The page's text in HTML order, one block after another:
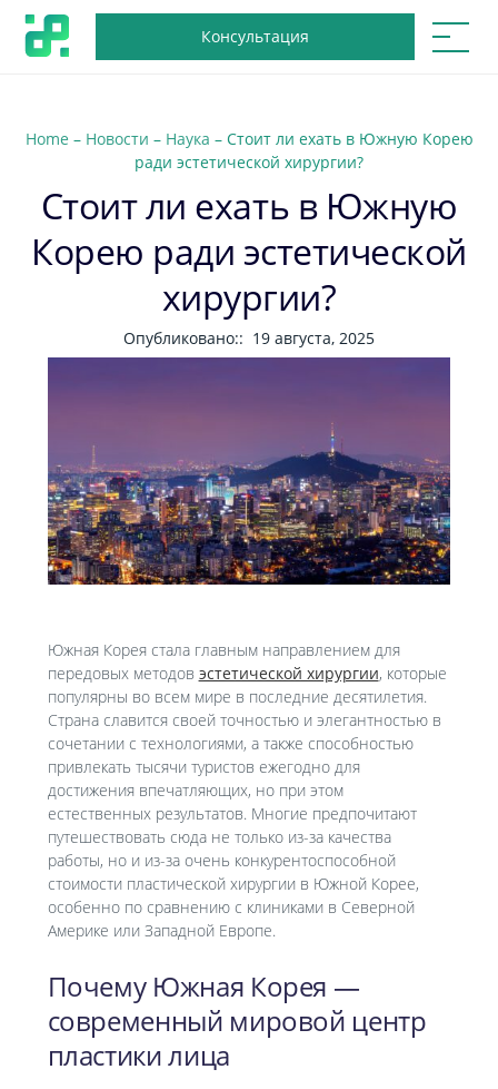
Консультация
Home – Новости – Наука –Стоит ли ехать в Южную Корею
ради эстетической хирургии?
Стоит ли ехать в Южную
Корею ради эстетической
хирургии?
Опубликовано:: 19 августа, 2025
Южная Корея стала главным направлением для
передовых методов эстетической хирургии, которые
популярны во всем мире в последние десятилетия.
Страна славится своей точностью и элегантностью в
сочетании с технологиями, а также способностью
привлекать тысячи туристов ежегодно для
достижения впечатляющих, но при этом
естественных результатов. Многие предпочитают
путешествовать сюда не только из-за качества
работы, но и из-за очень конкурентоспособной
стоимости пластической хирургии в Южной Корее,
особенно по сравнению с клиниками в Северной
Америке или Западной Европе.
Почему Южная Корея —
современный мировой центр
пластики лица